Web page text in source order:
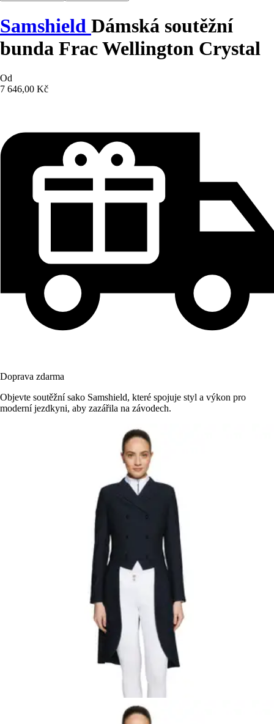
Samshield Dámská soutěžní
bunda Frac Wellington Crystal
Od
7 646,00 Kč
Doprava zdarma
Objevte soutěžní sako Samshield, které spojuje styl a výkon pro
moderní jezdkyni, aby zazářila na závodech.